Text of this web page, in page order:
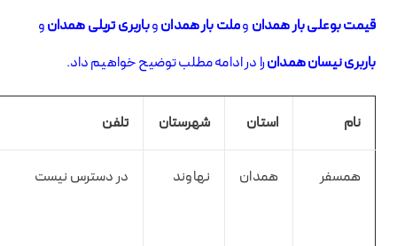
قیمت بوعلی بار همدان وملت بار همدانوباربری تریلی همدانو
باربری نیسان همدانرا در ادامه مطلب توضیح خواهیم داد.
نام استان شهرستان تلفن
همسفر همدان نهاوند در دسترس نیست